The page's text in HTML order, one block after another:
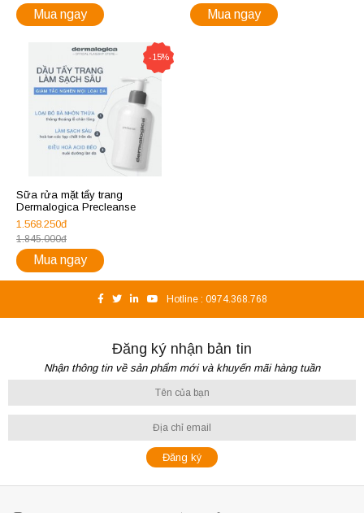
Mua ngay Mua ngay
-15%
Sữa rửa mặt tẩy trang
Dermalogica Precleanse
1.568.250đ
1.845.000đ
Mua ngay
Hotline : 0974.368.768
Đăng ký nhận bản tin
Nhận thông tin về sản phẩm mới và khuyến mãi hàng tuần